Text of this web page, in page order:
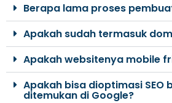
Berapa lama proses
Apakah sudah termasuk
Apakah websitenya mobile
Apakah bisa dioptimasi SEO
ditemukan di Google?